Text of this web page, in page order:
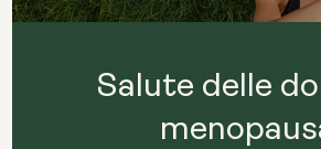
Salute delle